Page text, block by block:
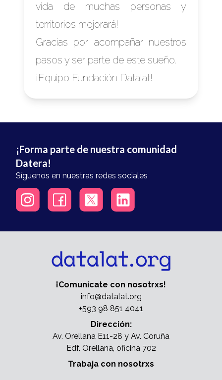
vida de muchas personas y
territorios mejorará!
Gracias por acompañar nuestros
pasos y ser parte de este sueño.
¡Equipo Fundación Datalat!
¡Forma parte de nuestra comunidad
Datera!
Síguenos en nuestras redes sociales
¡Comunícate con nosotrxs!
info@datalat.org
+593 98 851 4041
Dirección:
Av. Orellana E11-28 y Av. Coruña
Edf. Orellana, oficina 702
Trabaja con nosotrxs